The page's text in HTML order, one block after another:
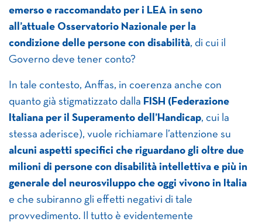
emerso e raccomandato per i LEA in seno
all’attuale Osservatorio Nazionale per la
condizione delle persone con disabilità, di cui il
Governo deve tener conto?
In tale contesto, Anffas, in coerenza anche con
quanto già stigmatizzato dalla FISH (Federazione
Italiana per il Superamento dell’Handicap, cui la
stessa aderisce), vuole richiamare l’attenzione su
alcuni aspetti specifici che riguardano gli oltre due
milioni di persone con disabilità intellettiva e più in
generale del neurosviluppo che oggi vivono in Italia
e che subiranno gli effetti negativi di tale
provvedimento. Il tutto è evidentemente